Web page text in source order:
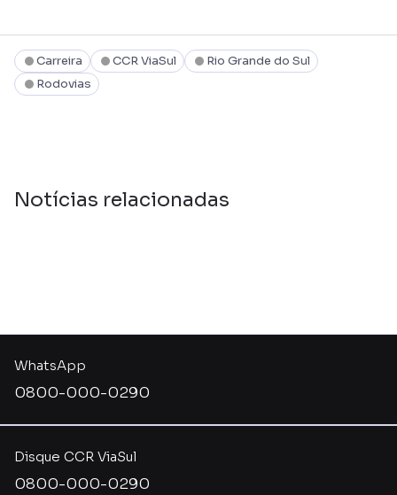
Carreira CCR ViaSul
Rio Grande do Sul
Rodovias
Notícias relacionadas
Disque CCR ViaSul
0800-000-0290
WhatsApp
0800-000-0290